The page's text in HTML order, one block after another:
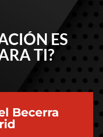
ES
TI?
Becerra